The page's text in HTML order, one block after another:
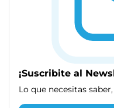
¡Suscribite al
Lo que necesitas